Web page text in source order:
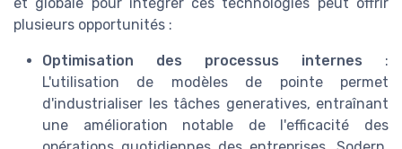
et globale pour intégrer ces technologies peut offrir
plusieurs opportunités :
Optimisation des processus internes :
L'utilisation de modèles de pointe permet
d'industrialiser les tâches generatives, entraînant
une amélioration notable de l'efficacité des